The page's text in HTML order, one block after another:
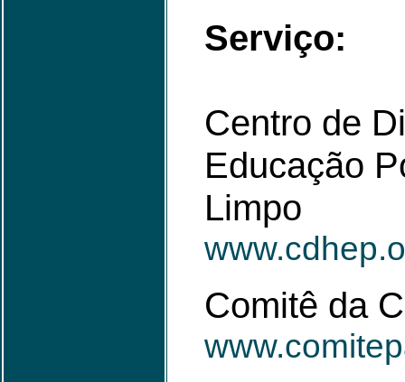
Serviço:
Centro de
Educação
Limpo
Comitê da